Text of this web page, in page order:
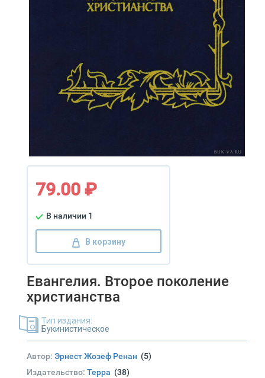
79.00 ₽
В наличии 1
В корзину
Евангелия. Второе поколение
христианства
Тип издания:
Букинистическое
Автор: Эрнест Жозеф Ренан (5)
Издательство: Терра (38)